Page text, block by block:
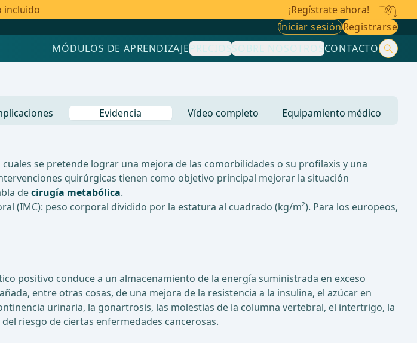
incluido ¡Regístrate ahora!
Iniciar sesiónRegistrarse
MÓDULOS DE APRENDIZAJEPRECIOSSOBRE NOSOTROSCONTACTO
Evidencia Vídeo completo Equipamiento médico
se pretende lograr una mejora de las comorbilidades o su profilaxis y una
quirúrgicas tienen como objetivo principal mejorar la situación
decirugía metabólica.
(IMC): peso corporal dividido por la estatura al cuadrado (kg/m²). Para los europeos,
positivo conduce a un almacenamiento de la energía suministrada en exceso
entre otras cosas, de una mejora de la resistencia a la insulina, el azúcar en
urinaria, la gonartrosis, las molestias de la columna vertebral, el intertrigo, la
riesgo de ciertas enfermedades cancerosas.